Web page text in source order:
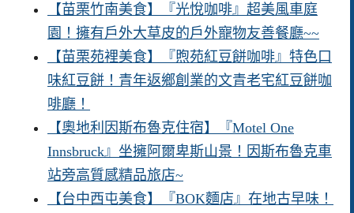
【苗栗竹南美食】『光悅咖啡』超美風車庭
園！擁有戶外大草皮的戶外寵物友善餐廳~~
【苗栗苑裡美食】『煦苑紅豆餅咖啡』特色口
味紅豆餅！青年返鄉創業的文青老宅紅豆餅咖
啡廳！
【奧地利因斯布魯克住宿】『Motel One
Innsbruck』坐擁阿爾卑斯山景！因斯布魯克車
站旁高質感精品旅店~
【台中西屯美食】『BOK麵店』在地古早味！